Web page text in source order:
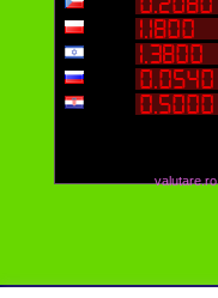
valutare.ro